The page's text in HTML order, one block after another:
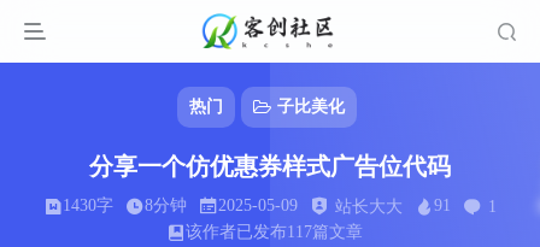
热门 子比美化
分享一个仿优惠券样式广告位代码
1430字 8分钟 2025-05-09 站长大大 91
1
该作者已发布117篇文章